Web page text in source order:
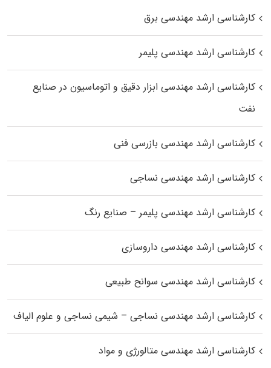
کارشناسی ارشد مهندسی برق
کارشناسی ارشد مهندسی پلیمر
کارشناسی ارشد مهندسی ابزار دقیق و اتوماسیون در صنایع
نفت
کارشناسی ارشد مهندسی بازرسی فنی
کارشناسی ارشد مهندسی نساجی
کارشناسی ارشد مهندسی پلیمر – صنایع رنگ
کارشناسی ارشد مهندسی داروسازی
کارشناسی ارشد مهندسی سوانح طبیعی
کارشناسی ارشد مهندسی نساجی – شیمی نساجی و علوم الیاف
کارشناسی ارشد مهندسی متالورژی و مواد